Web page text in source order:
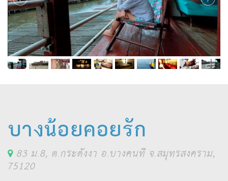
บางน้อยคอยรัก
83 ม.8, ต.กระดังงา อ.บางคนที จ.สมุทรสงคราม,
75120